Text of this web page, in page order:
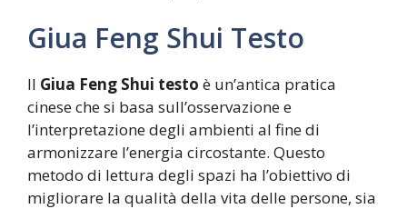
Giua Feng Shui Testo
Il Giua Feng Shui testo è un’antica pratica
cinese che si basa sull’osservazione e
l’interpretazione degli ambienti al fine di
armonizzare l’energia circostante. Questo
metodo di lettura degli spazi ha l’obiettivo di
migliorare la qualità della vita delle persone, sia